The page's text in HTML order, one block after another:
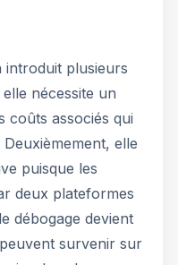
introduit plusieurs
nécessite un
coûts associés qui
Deuxièmement, elle
puisque les
deux plateformes
débogage devient
survenir sur